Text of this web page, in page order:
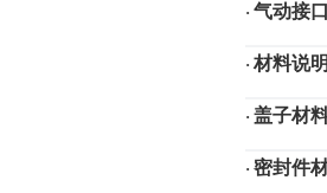
· 气动接
· 材料说
· 盖子材
· 密封件